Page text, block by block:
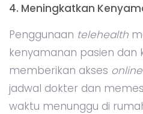
4. Meningkatkan
Penggunaan telehealth
kenyamanan pasien dan
memberikan akses online
jadwal dokter dan
waktu menunggu di